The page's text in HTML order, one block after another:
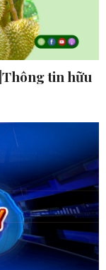
tin hữu